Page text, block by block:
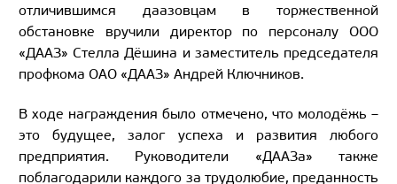
отличившимся даазовцам в торжественной
обстановке вручили директор по персоналу ООО
«ДААЗ» Стелла Дёшина и заместитель председателя
профкома ОАО «ДААЗ» Андрей Ключников.
В ходе награждения было отмечено, что молодёжь –
это будущее, залог успеха и развития любого
предприятия. Руководители «ДААЗа» также
поблагодарили каждого за трудолюбие, преданность